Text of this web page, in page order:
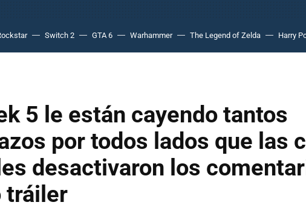
Switch 2 GTA 6 Warhammer The Legend of Zelda Harry
5 le están cayendo tantos
por todos lados que las
desactivaron los
tráiler